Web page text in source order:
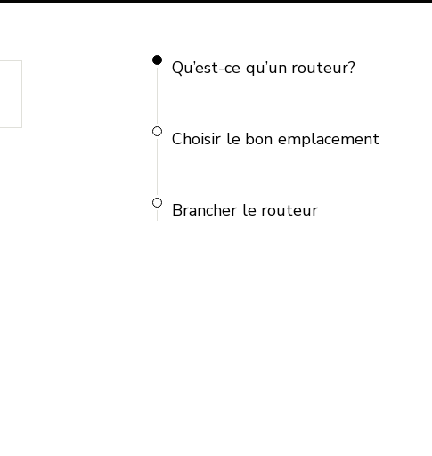
Qu’est-ce qu’un routeur?
Choisir le bon emplacement
Brancher le routeur